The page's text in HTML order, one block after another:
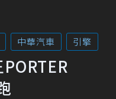
中華汽車 引擎